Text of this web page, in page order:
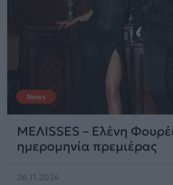
News
ΜΕΛΙSSES – Ελένη
ημερομηνία πρεμιέρας
26.11.2024